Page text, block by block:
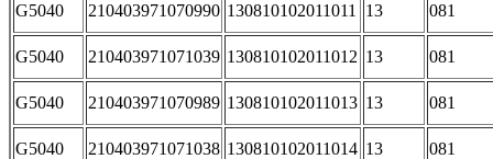
G5040 210403971070990 130810102011011 13 081
G5040 210403971071039 130810102011012 13 081
G5040 210403971070989 130810102011013 13 081
G5040 210403971071038 130810102011014 13 081